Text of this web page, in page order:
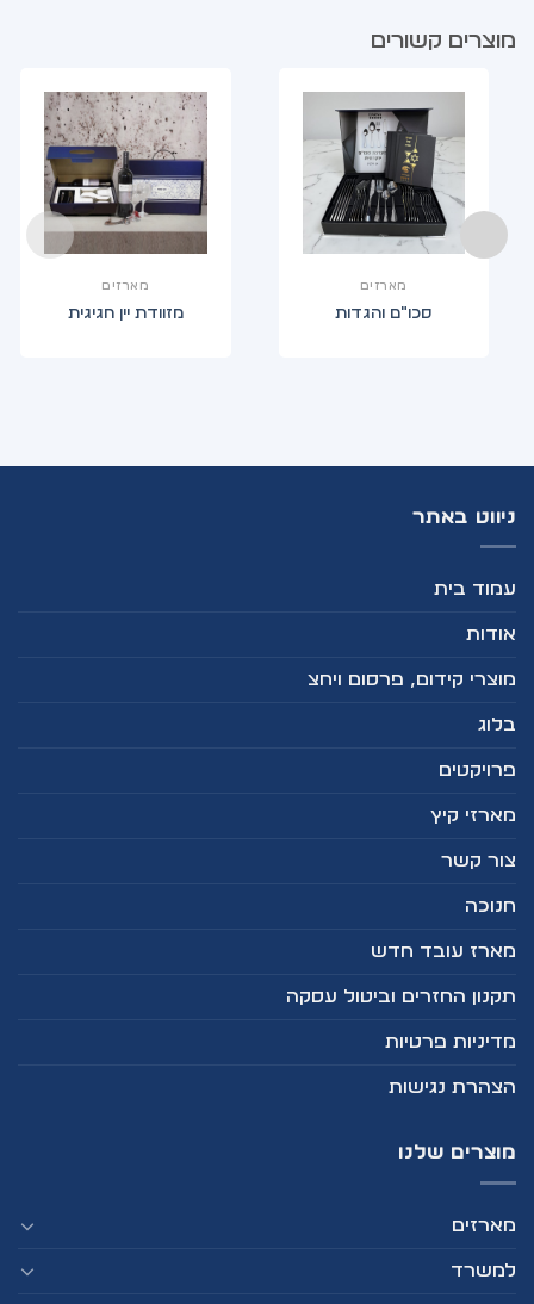
מוצרים קשורים
מארזים
מזוודת יין חגיגית
מארזים
סכו"ם והגדות
ניווט באתר
עמוד בית
אודות
מוצרי קידום, פרסום ויחצ
בלוג
פרויקטים
מארזי קיץ
צור קשר
חנוכה
מארז עובד חדש
תקנון החזרים וביטול עסקה
מדיניות פרטיות
הצהרת נגישות
מוצרים שלנו
מארזים
למשרד